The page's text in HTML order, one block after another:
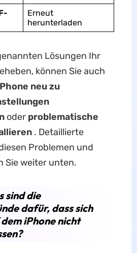
Erneut
herunterladen
Lösungen Ihr
können Sie auch
neu zu
oder problematische
. Detaillierte
Problemen und
Sie weiter unten.
sind die
dafür, dass sich
iPhone nicht